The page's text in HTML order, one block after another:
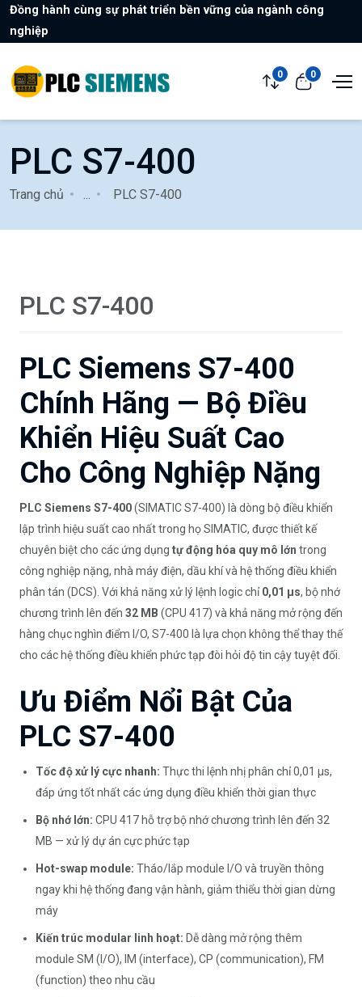
Đồng hành cùng sự phát triển bền vững của ngành công
nghiệp
0 0
PLC S7-400
Trang chủ PLC S7-400
PLC S7-400
PLC Siemens S7-400
Chính Hãng — Bộ Điều
Khiển Hiệu Suất Cao
Cho Công Nghiệp Nặng
PLC Siemens S7-400(SIMATIC S7-400) là dòng bộ điều khiển
lập trình hiệu suất cao nhất trong họ SIMATIC, được thiết kế
chuyên biệt cho các ứng dụng tự động hóa quy mô lớn trong
công nghiệp nặng, nhà máy điện, dầu khí và hệ thống điều khiển
phân tán (DCS). Với khả năng xử lý lệnh logic chỉ0,01 µs, bộ nhớ
chương trình lên đến 32 MB (CPU 417) và khả năng mở rộng đến
hàng chục nghìn điểm I/O, S7-400 là lựa chọn không thể thay thế
cho các hệ thống điều khiển phức tạp đòi hỏi độ tin cậy tuyệt đối.
Ưu Điểm Nổi Bật Của
PLC S7-400
Tốc độ xử lý cực nhanh: Thực thi lệnh nhị phân chỉ 0,01 µs,
đáp ứng tốt nhất các ứng dụng điều khiển thời gian thực
Bộ nhớ lớn: CPU 417 hỗ trợ bộ nhớ chương trình lên đến 32
MB — xử lý dự án cực phức tạp
Hot-swap module: Tháo/lắp module I/O và truyền thông
ngay khi hệ thống đang vận hành, giảm thiểu thời gian dừng
máy
Kiến trúc modular linh hoạt: Dễ dàng mở rộng thêm
module SM (I/O), IM (interface), CP (communication), FM
(function) theo nhu cầu